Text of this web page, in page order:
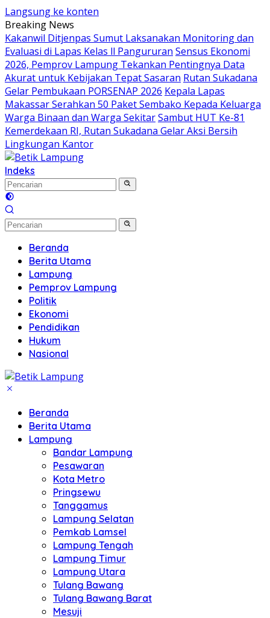
Langsung ke konten
Breaking News
Kakanwil Ditjenpas Sumut Laksanakan Monitoring dan
Evaluasi di Lapas Kelas ll Pangururan Sensus Ekonomi
2026, Pemprov Lampung Tekankan Pentingnya Data
Akurat untuk Kebijakan Tepat Sasaran Rutan Sukadana
Gelar Pembukaan PORSENAP 2026 Kepala Lapas
Makassar Serahkan 50 Paket Sembako Kepada Keluarga
Warga Binaan dan Warga SekitarSambut HUT Ke-81
Kemerdekaan RI, Rutan Sukadana Gelar Aksi Bersih
Lingkungan Kantor
Indeks
Beranda
Berita Utama
Lampung
Pemprov Lampung
Politik
Ekonomi
Pendidikan
Hukum
Nasional
Beranda
Berita Utama
Lampung
Bandar Lampung
Pesawaran
Kota Metro
Pringsewu
Tanggamus
Lampung Selatan
Pemkab Lamsel
Lampung Tengah
Lampung Timur
Lampung Utara
Tulang Bawang
Tulang Bawang Barat
Mesuji